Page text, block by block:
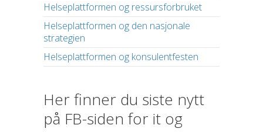
Helseplattformen og ressursforbruket
Helseplattformen og den nasjonale
strategien
Helseplattformen og konsulentfesten
Her finner du siste nytt
på FB-siden for it og